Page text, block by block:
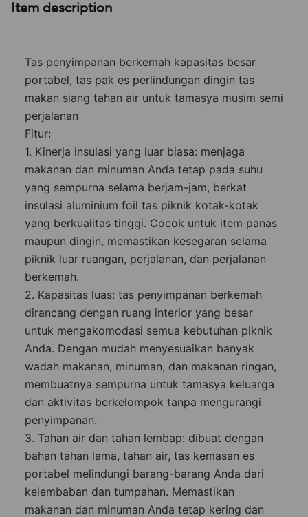
Item description
Tas penyimpanan berkemah kapasitas besar
portabel, tas pak es perlindungan dingin tas
makan siang tahan air untuk tamasya musim semi
perjalanan
Fitur:
1. Kinerja insulasi yang luar biasa: menjaga
makanan dan minuman Anda tetap pada suhu
yang sempurna selama berjam-jam, berkat
insulasi aluminium foil tas piknik kotak-kotak
yang berkualitas tinggi. Cocok untuk item panas
maupun dingin, memastikan kesegaran selama
piknik luar ruangan, perjalanan, dan perjalanan
berkemah.
2. Kapasitas luas: tas penyimpanan berkemah
dirancang dengan ruang interior yang besar
untuk mengakomodasi semua kebutuhan piknik
Anda. Dengan mudah menyesuaikan banyak
wadah makanan, minuman, dan makanan ringan,
membuatnya sempurna untuk tamasya keluarga
dan aktivitas berkelompok tanpa mengurangi
penyimpanan.
3. Tahan air dan tahan lembap: dibuat dengan
bahan tahan lama, tahan air, tas kemasan es
portabel melindungi barang-barang Anda dari
kelembaban dan tumpahan. Memastikan
makanan dan minuman Anda tetap kering dan